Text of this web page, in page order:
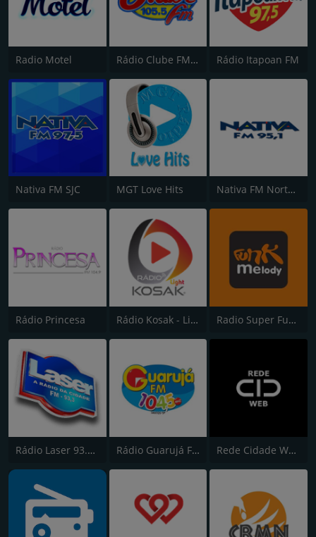
Radio Motel Rádio Clube FM - Brasília 105.5 Rádio Itapoan FM
Nativa FM SJC MGT Love Hits Nativa FM Norte do Paraná
Rádio Princesa Rádio Kosak - Light Radio Super Funk Melody
Rádio Laser 93.3 FM Rádio Guarujá FM 104.5 Rede Cidade Web